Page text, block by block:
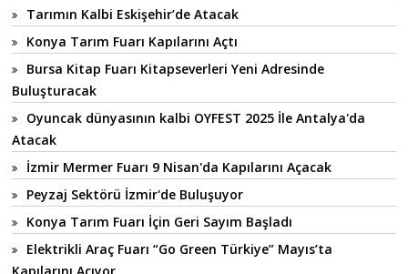
Tarımın Kalbi Eskişehir’de Atacak
Konya Tarım Fuarı Kapılarını Açtı
Bursa Kitap Fuarı Kitapseverleri Yeni Adresinde
Buluşturacak
Oyuncak dünyasının kalbi OYFEST 2025 İle Antalya'da
Atacak
İzmir Mermer Fuarı 9 Nisan'da Kapılarını Açacak
Peyzaj Sektörü İzmir'de Buluşuyor
Konya Tarım Fuarı İçin Geri Sayım Başladı
Elektrikli Araç Fuarı “Go Green Türkiye” Mayıs’ta